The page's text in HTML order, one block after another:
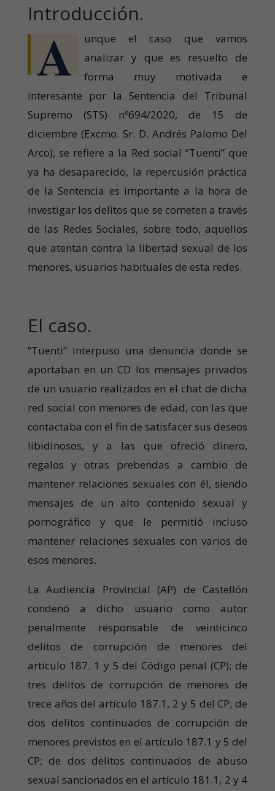
Introducción.
A
unque el caso que vamos
analizar y que es resuelto de
forma muy motivada e
interesante por la Sentencia del Tribunal
Supremo (STS) nº694/2020, de 15 de
diciembre (Excmo. Sr. D. Andrés Palomo Del
Arco), se refiere a la Red social “Tuenti” que
ya ha desaparecido, la repercusión práctica
de la Sentencia es importante a la hora de
investigar los delitos que se cometen a través
de las Redes Sociales, sobre todo, aquellos
que atentan contra la libertad sexual de los
menores, usuarios habituales de esta redes.
El caso.
“Tuenti” interpuso una denuncia donde se
aportaban en un CD los mensajes privados
de un usuario realizados en el chat de dicha
red social con menores de edad, con las que
contactaba con el fin de satisfacer sus deseos
libidinosos, y a las que ofreció dinero,
regalos y otras prebendas a cambio de
mantener relaciones sexuales con él, siendo
mensajes de un alto contenido sexual y
pornográfico y que le permitió incluso
mantener relaciones sexuales con varios de
esos menores.
La Audiencia Provincial (AP) de Castellón
condenó a dicho usuario como autor
penalmente responsable de veinticinco
delitos de corrupción de menores del
artículo 187. 1 y 5 del Código penal (CP); de
tres delitos de corrupción de menores de
trece años del artículo 187.1, 2 y 5 del CP; de
dos delitos continuados de corrupción de
menores previstos en el artículo 187.1 y 5 del
CP; de dos delitos continuados de abuso
sexual sancionados en el artículo 181.1, 2 y 4